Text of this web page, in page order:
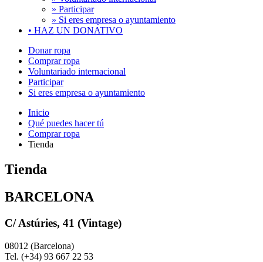
» Participar
» Si eres empresa o ayuntamiento
• HAZ UN DONATIVO
Donar ropa
Comprar ropa
Voluntariado internacional
Participar
Si eres empresa o ayuntamiento
Inicio
Qué puedes hacer tú
Comprar ropa
Tienda
Tienda
BARCELONA
C/ Astúries, 41 (Vintage)
08012 (Barcelona)
Tel. (+34) 93 667 22 53